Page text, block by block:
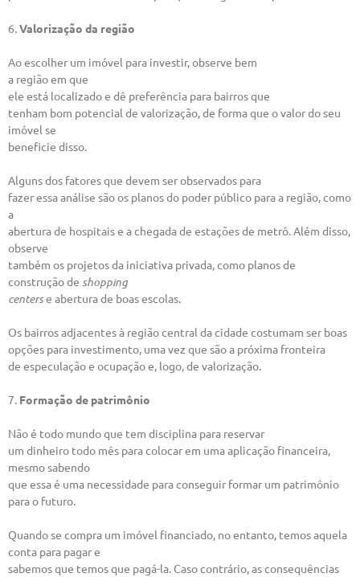
6.Valorização da região
Ao escolher um imóvel para investir, observe bem
a região em que
ele está localizado e dê preferência para bairros que
tenham bom potencial de valorização, de forma que o valor do seu
imóvel se
beneficie disso.
Alguns dos fatores que devem ser observados para
fazer essa análise são os planos do poder público para a região, como
a
abertura de hospitais e a chegada de estações de metrô. Além disso,
observe
também os projetos da iniciativa privada, como planos de
construção de shopping
centerse abertura de boas escolas.
Os bairros adjacentes à região central da cidade costumam ser boas
opções para investimento, uma vez que são a próxima fronteira
de especulação e ocupação e, logo, de valorização.
7. Formação de patrimônio
Não é todo mundo que tem disciplina para reservar
um dinheiro todo mês para colocar em uma aplicação financeira,
mesmo sabendo
que essa é uma necessidade para conseguir formar um patrimônio
para o futuro.
Quando se compra um imóvel financiado, no entanto, temos aquela
conta para pagar e
sabemos que temos que pagá-la. Caso contrário, as consequências